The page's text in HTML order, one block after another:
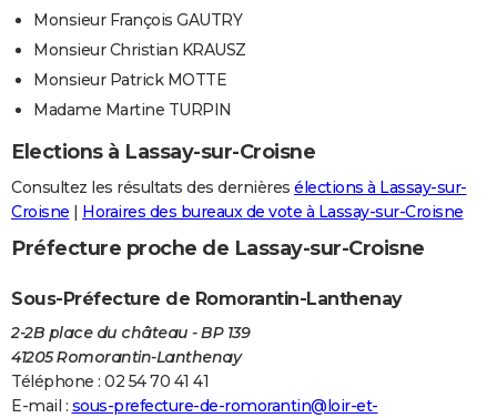
Monsieur François GAUTRY
Monsieur Christian KRAUSZ
Monsieur Patrick MOTTE
Madame Martine TURPIN
Elections à Lassay-sur-Croisne
Consultez les résultats des dernières élections à Lassay-sur-
Croisne | Horaires des bureaux de vote à Lassay-sur-Croisne
Préfecture proche de Lassay-sur-Croisne
Sous-Préfecture de Romorantin-Lanthenay
2-2B place du château - BP 139
41205 Romorantin-Lanthenay
Téléphone : 02 54 70 41 41
E-mail : sous-prefecture-de-romorantin@loir-et-